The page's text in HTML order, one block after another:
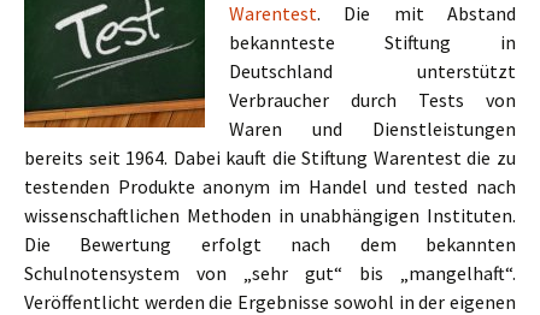
Warentest. Die mit Abstand
bekannteste Stiftung in
Deutschland unterstützt
Verbraucher durch Tests von
Waren und Dienst­leistungen
bereits seit 1964. Dabei kauft die Stiftung Warentest die zu
testenden Produkte anonym im Handel und tested nach
wissenschaftlichen Methoden in unabhängigen Instituten.
Die Bewertung erfolgt nach dem bekannten
Schulnotensystem von „sehr gut“ bis „mangelhaft“.
Veröffentlicht werden die Ergebnisse sowohl in der eigenen